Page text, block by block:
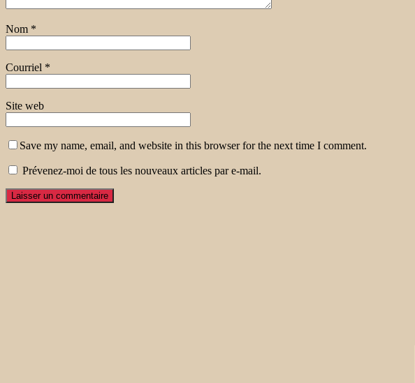
Nom *
Courriel *
Site web
Save my name, email, and website in this browser for the next time I comment.
Prévenez-moi de tous les nouveaux articles par e-mail.